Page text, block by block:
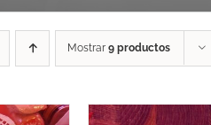
Mostrar 9 productos